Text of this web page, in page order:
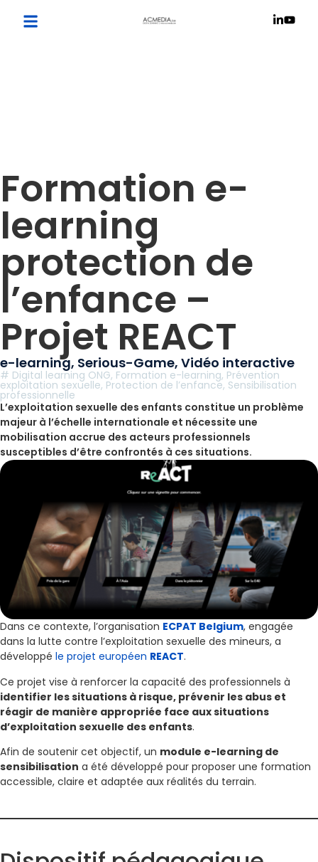
Formation e-
learning
protection de
l’enfance –
Projet REACT
e-learning, Serious-Game, Vidéo interactive
# Digital learning ONG, Formation e-learning, Prévention
exploitation sexuelle, Protection de l’enfance, Sensibilisation
professionnelle
L’exploitation sexuelle des enfants constitue un problème
majeur à l’échelle internationale et nécessite une
mobilisation accrue des acteurs professionnels
susceptibles d’être confrontés à ces situations.
Dans ce contexte, l’organisation ECPAT Belgium, engagée
dans la lutte contre l’exploitation sexuelle des mineurs, a
développé le projet européen REACT.
Ce projet vise à renforcer la capacité des professionnels à
identifier les situations à risque, prévenir les abus et
réagir de manière appropriée face aux situations
d’exploitation sexuelle des enfants.
Afin de soutenir cet objectif, un module e-learning de
sensibilisation a été développé pour proposer une formation
accessible, claire et adaptée aux réalités du terrain.